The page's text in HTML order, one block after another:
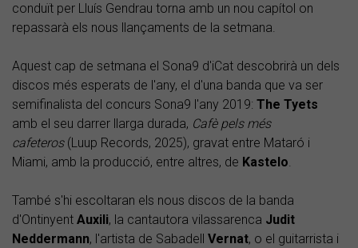
conduït per Lluís Gendrau torna amb un nou capítol on
repassarà els nous llançaments de la setmana.
Aquest cap de setmana el Sona9 d'iCat descobrirà un dels
discos més esperats de l'any, el d'una banda que va ser
semifinalista del concurs Sona9 l'any 2019: The Tyets
amb el seu darrer llarga durada, Cafè pels més
cafeteros(Luup Records, 2025), gravat entre Mataró i
Miami, amb la producció, entre altres, de Kastelo.
També s'hi escoltaran els nous discos de la banda
d'Ontinyent Auxili, la cantautora vilassarenca Judit
Neddermann, l'artista de Sabadell Vernat, o el guitarrista i